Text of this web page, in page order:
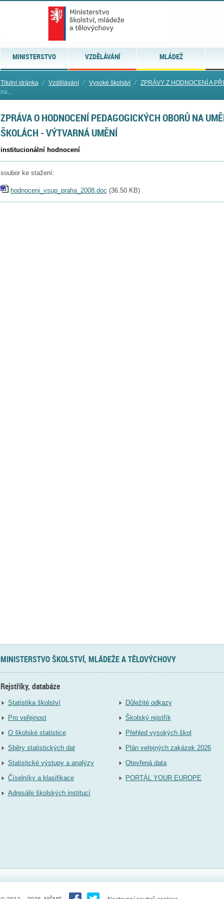
MINISTERSTVO VZDĚLÁVÁNÍ MLÁDEŽ
Titulní stránka ⁄ Vzdělávání ⁄ Vysoké školství ⁄
ZPRÁVY Z HODNOCENÍ A
na...
ZPRÁVA O HODNOCENÍ PEDAGOGICKÝCH OBORŮ NA
ŠKOLÁCH - VÝTVARNÁ UMĚNÍ
institucionální hodnocení
soubor ke stažení:
hodnoceni_vsup_praha_2008.doc (36.50 KB)
MINISTERSTVO ŠKOLSTVÍ, MLÁDEŽE A TĚLOVÝCHOVY
Rejstříky, databáze
Statistika školství
Pro veřejnost
O školské statistice
Sběry statistických dat
Statistické výstupy a analýzy
Číselníky a klasifikace
Adresáře školských institucí
Důležité odkazy
Školský rejstřík
Přehled vysokých škol
Plán veřejných zakázek 2026
Otevřená data
PORTÁL YOUR EUROPE